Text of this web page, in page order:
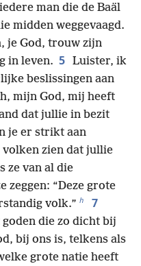
man die de Baäl
midden weggevaagd.
je God, trouw zijn
in leven. 5 Luister, ik
beslissingen aan
mijn God, mij heeft
dat jullie in bezit
je er strikt aan
volken zien dat jullie
ze van al die
zeggen: “Deze grote
volk.” h 7
die zo dicht bij
bij ons is, telkens als
grote natie heeft